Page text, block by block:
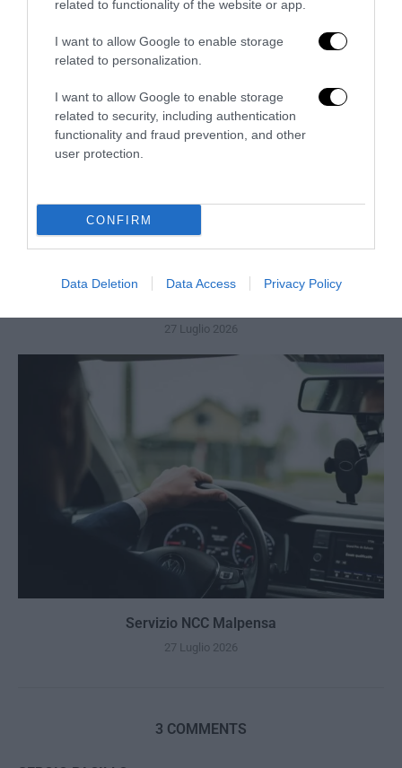
related to functionality of the website or app.
I want to allow Google to enable storage
related to personalization.
I want to allow Google to enable storage
related to security, including authentication
functionality and fraud prevention, and other
user protection.
CONFIRM
Data Deletion Data Access Privacy Policy
27 Luglio 2026
27 Luglio 2026
Servizio NCC Malpensa
27 Luglio 2026
3 COMMENTS